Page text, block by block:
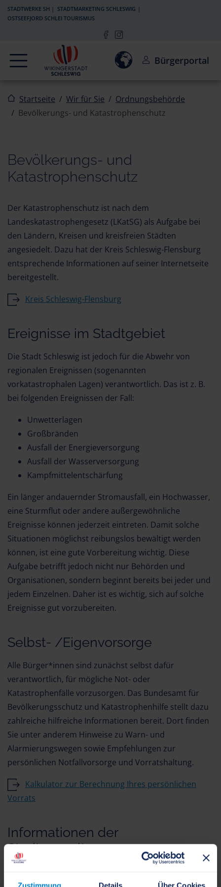
Zustimmung Details Über Cookies
Zur Navigation springen
Zum Inhalt springen
STADTWERKE SH
STADTMARKETING SCHLESWIG
OSTSEEFJORD SCHLEI TOURISMUS
Navigation Einwilligung zur Aktivierung
Bürgerportal
Startseite Wir für Sie
Ordnungsbehörde
Bevölkerungs- und Katastrophenschutz
Bevölkerungs- und
Katastrophenschutz
Der Katastrophenschutz ist nach dem
Landeskatastrophengesetz (LKatSG) als Aufgabe bei
den Ländern, Kreisen und kreisfreien Städten
angesiedelt. Dazu hat der Kreis Schleswig-Flensburg
entsprechende Informationen auf seiner Internetseite
bereitgestellt.
Kreis Schleswig-Flensburg
Ereignisse im Stadtgebiet
Die Stadt Schleswig ist jedoch für die Abwehr von
regionalen Ereignissen (sogenannten
vorkatastrophalen Lagen) verantwortlich. Das ist z. B.
bei folgenden Ereignissen der Fall:
Unwetterlagen
Großbränden
Ausfall der Energieversorgung
Ausfall der Wasserversorgung
Kampfmittelentschärfung
Ein länger andauernder Stromausfall, ein Hochwasser,
eine Sturmflut oder andere außergewöhnliche
Ereignisse können jederzeit eintreten. Damit solche
Situationen möglichst reibungslos bewältigt werden
können, ist eine gute Vorbereitung wichtig. Diese
Aufgabe betrifft jedoch nicht nur Behörden und
Organisationen, sondern beginnt bereits bei jeder und
jedem Einzelnen. Daher ist es wichtig, sich auf solche
Ereignisse gut vorzubereiten.
Selbst- /Eigenvorsorge
Alle Bürger*innen sind zunächst selbst dafür
verantwortlich, für mögliche Not- oder
Katastrophenfälle vorzusorgen. Das Bundesamt für
Bevölkerungsschutz und Katastrophenhilfe stellt dazu
zahlreiche hilfreiche Informationen bereit. Dort finden
Sie unter anderem Hinweise zu Warn- und
Alarmierungswegen sowie Empfehlungen zur
persönlichen Notfallvorsorge und Vorratshaltung.
Kalkulator zur Berechnung Ihres persönlichen
Vorrats
Informationen der
Stadtverwaltung